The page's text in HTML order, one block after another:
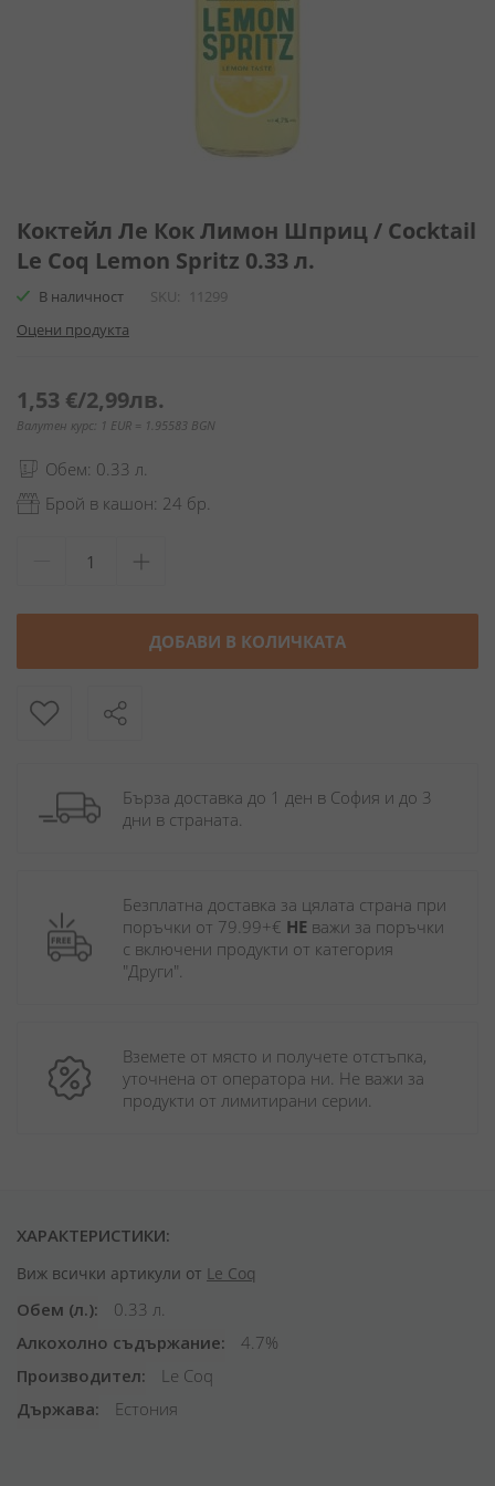
към
на
галерия
снимки
Коктейл Ле Кок Лимон Шприц / Cocktail
Le Coq Lemon Spritz 0.33 л.
В наличност SKU
11299
Оцени продукта
1,53 €/2,99лв.
Валутен курс: 1 EUR = 1.95583 BGN
Обем: 0.33 л.
Брой в кашон: 24 бр.
ДОБАВИ В КОЛИЧКАТА
Бърза доставка до 1 ден в София и до 3
дни в страната.
Безплатна доставка за цялата страна при
поръчки от 79.99+€ НЕ важи за поръчки
с включени продукти от категория
"Други".
Вземете от място и получете отстъпка,
уточнена от оператора ни. Не важи за
продукти от лимитирани серии.
ХАРАКТЕРИСТИКИ:
Виж всички артикули от Le Coq
Обем (л.)
0.33 л.
Алкохолно съдържание
4.7%
Производител
Le Coq
Държава
Естония